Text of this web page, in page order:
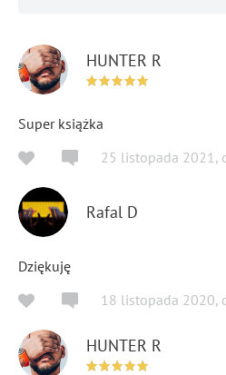
HUNTER R
Super książka
25 listopada 2021 ,
Rafal D
Dziękuję
18 listopada 2020,
HUNTER R